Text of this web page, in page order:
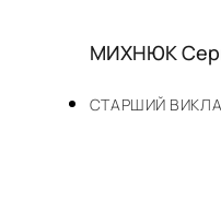
СТАРШИЙ
МИХНЮК